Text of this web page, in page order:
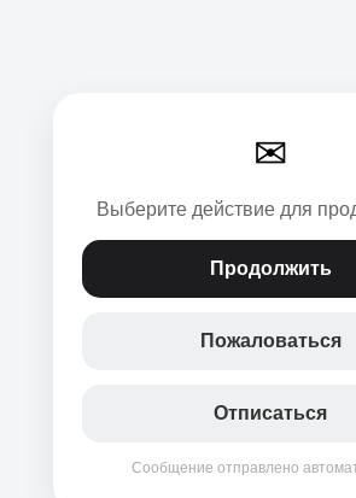
✉
Выберите действие для
Продолжить
Пожаловаться
Отписаться
Сообщение отправлено